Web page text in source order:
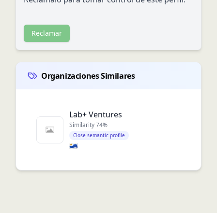
Reclamar
Organizaciones Similares
Lab+ Ventures
Similarity74%
Close semantic profile
🇺🇾